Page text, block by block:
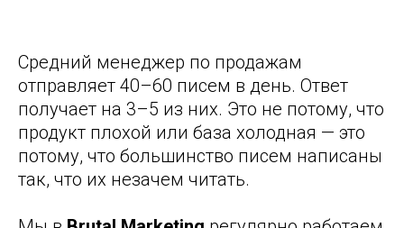
Средний менеджер по продажам
отправляет 40–60 писем в день. Ответ
получает на 3–5 из них. Это не потому, что
продукт плохой или база холодная — это
потому, что большинство писем написаны
так, что их незачем читать.